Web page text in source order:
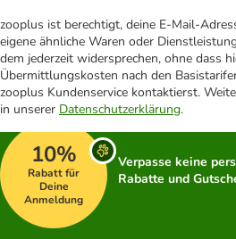
zooplus ist berechtigt, deine E-Mail-
eigene ähnliche Waren oder
dem jederzeit widersprechen, ohne dass
Übermittlungskosten nach den
zooplus Kundenservice kontaktierst.
in unserer Datenschutzerklärung.
10%
Rabatt für
Deine
Anmeldung
Verpasse keine
Rabatte und